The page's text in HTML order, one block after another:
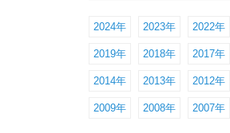
2024年 2023年 2022年
2019年 2018年 2017年
2014年 2013年 2012年
2009年 2008年 2007年